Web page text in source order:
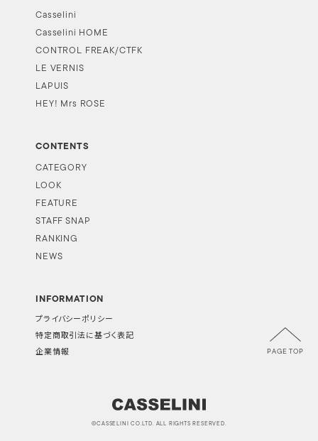
Casselini
Casselini HOME
CONTROL FREAK/CTFK
LE VERNIS
LAPUIS
HEY! Mrs ROSE
CONTENTS
CATEGORY
LOOK
FEATURE
STAFF SNAP
RANKING
NEWS
INFORMATION
プライバシーポリシー
特定商取引法に基づく表記
企業情報
©CASSELINI CO.LTD. ALL RIGHTS RESERVED.
PAGE TOP